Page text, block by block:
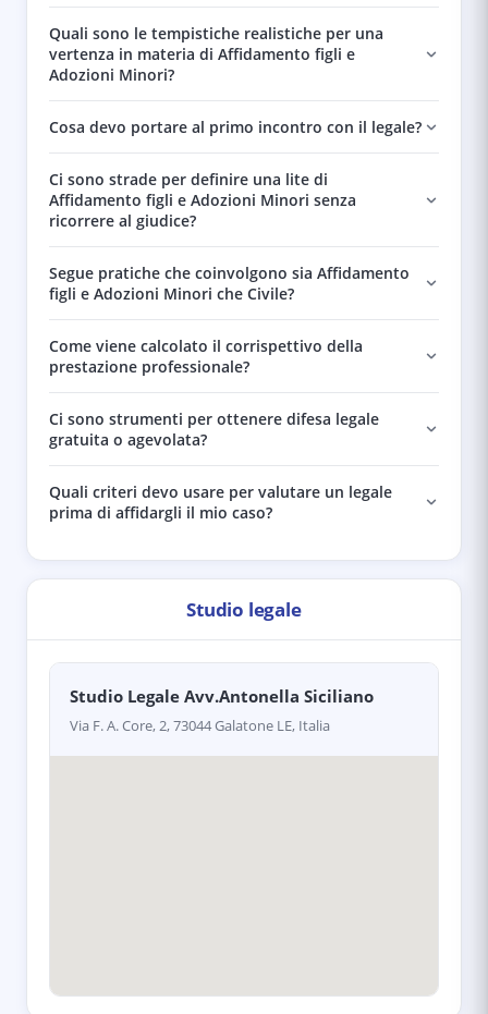
Quali sono le tempistiche realistiche per una
vertenza in materia di Affidamento figli e
Adozioni Minori?
Cosa devo portare al primo incontro con il legale?
Ci sono strade per definire una lite di
Affidamento figli e Adozioni Minori senza
ricorrere al giudice?
Segue pratiche che coinvolgono sia Affidamento
figli e Adozioni Minori che Civile?
Come viene calcolato il corrispettivo della
prestazione professionale?
Ci sono strumenti per ottenere difesa legale
gratuita o agevolata?
Quali criteri devo usare per valutare un legale
prima di affidargli il mio caso?
Studio legale
Studio Legale Avv.Antonella Siciliano
Via F. A. Core, 2, 73044 Galatone LE, Italia